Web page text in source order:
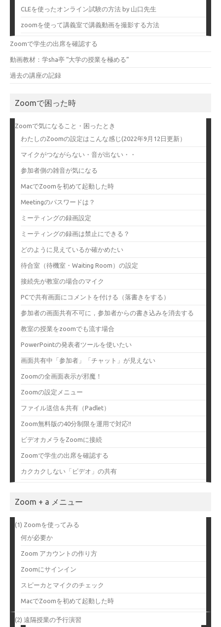
CLEを使ったオンライン試験の方法 by 山口先生
zoomを使って講義室で講義動画を撮影する方法
Zoomで学生の出席を確認する
動画教材：学sha亭 “大学の授業を極める”
過去の講座の記録
Zoomで困った時
Zoomで気になること・困ったとき
わたしのZoomの設定はこんな感じ(2022年9月12日更新）
マイクがつながらない・音が出ない・・
参加者側の雑音が気になる
MacでZoomを初めて起動した時
Meetingのパスワードは？
ミーティングの録画設定
ミーティングの録画は禁止にできる？
どのように見えているか確かめたい
待合室（待機室・Waiting Room）の設定
接続先が教室の場合のマイク
PCで共有画面にコメントを付ける（落書きをする）
参加者の画面共有不可に，参加者からの書き込みを消去する
教室の授業をzoomでも流す場合
PowerPointの発表者ツールを使いたい
画面共有中「参加者」「チャット」が見えない
Zoomの全画面表示が邪魔！
Zoomの設定メニュー
ファイル送信＆共有（Padlet）
Zoom無料版の40分制限を運用で対応!!
ビデオカメラをZoomに接続
Zoomで学生の出席を確認する
カクカクしない「ビデオ」の共有
Zoom + a メニュー
(1) Zoomを使ってみる
何が必要か
Zoom アカウントの作り方
Zoomにサインイン
スピーカとマイクのチェック
MacでZoomを初めて起動した時
(2) 遠隔授業の予行演習